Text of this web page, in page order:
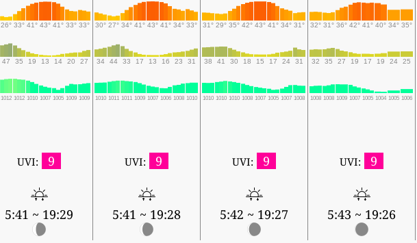
26° 33° 41° 43° 41° 33° 33° 30° 27° 34° 41° 43° 41° 34° 33° 31° 29° 35° 42° 43° 41° 34° 31° 32° 31° 36° 42° 41° 40° 34° 35°
47 35 19 13 14 20 27 34 44 33 17 13 16 23 31 38 41 30 18 15 17 24 31 32 35 27 19 17 19 24 25
1012 1012 1010 1007 1005 1009 1009 1010 1011 1011 1009 1007 1006 1008 1010 1010 1010 1010 1008 1007 1005 1007 1008 1008 1008 1009 1007 1005 1004 1005 1006
UVI: 9
5:41 ~ 19:29
UVI: 9
5:41 ~ 19:28
UVI: 9
5:42 ~ 19:27
UVI: 9
5:43 ~ 19:26